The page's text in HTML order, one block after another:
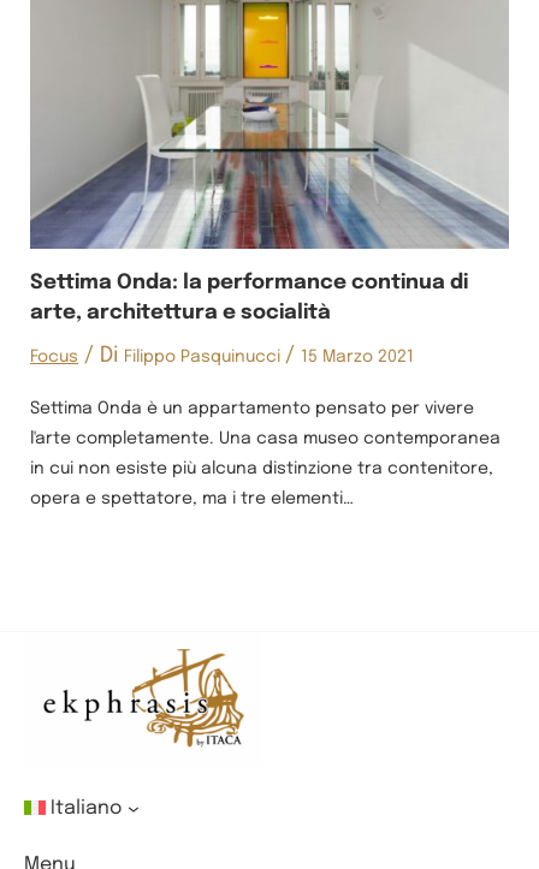
Settima Onda: la performance continua di
arte, architettura e socialità
Focus / Di Filippo Pasquinucci / 15 Marzo 2021
Settima Onda è un appartamento pensato per vivere
l'arte completamente. Una casa museo contemporanea
in cui non esiste più alcuna distinzione tra contenitore,
opera e spettatore, ma i tre elementi…
Italiano